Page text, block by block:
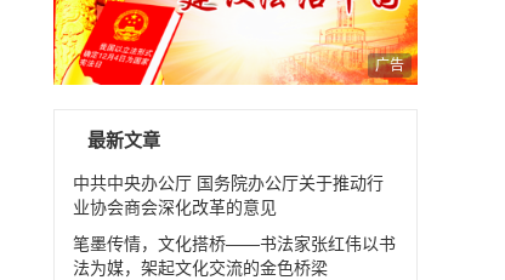
广告
最新文章
中共中央办公厅 国务院办公厅关于推动行
业协会商会深化改革的意见
笔墨传情，文化搭桥——书法家张红伟以书
法为媒，架起文化交流的金色桥梁